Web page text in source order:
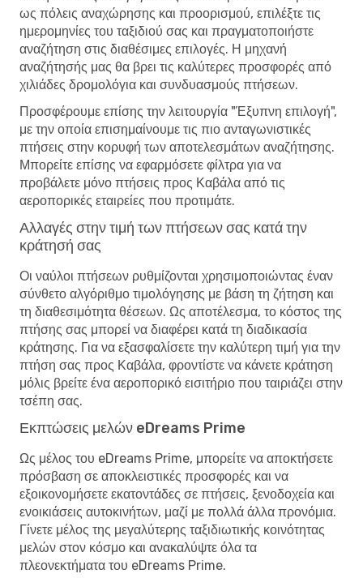
ως πόλεις αναχώρησης και προορισμού, επιλέξτε τις
ημερομηνίες του ταξιδιού σας και πραγματοποιήστε
αναζήτηση στις διαθέσιμες επιλογές. Η μηχανή
αναζήτησής μας θα βρει τις καλύτερες προσφορές από
χιλιάδες δρομολόγια και συνδυασμούς πτήσεων.
Προσφέρουμε επίσης την λειτουργία "Έξυπνη επιλογή",
με την οποία επισημαίνουμε τις πιο ανταγωνιστικές
πτήσεις στην κορυφή των αποτελεσμάτων αναζήτησης.
Μπορείτε επίσης να εφαρμόσετε φίλτρα για να
προβάλετε μόνο πτήσεις προς Καβάλα από τις
αεροπορικές εταιρείες που προτιμάτε.
Αλλαγές στην τιμή των πτήσεων σας κατά την
κράτησή σας
Οι ναύλοι πτήσεων ρυθμίζονται χρησιμοποιώντας έναν
σύνθετο αλγόριθμο τιμολόγησης με βάση τη ζήτηση και
τη διαθεσιμότητα θέσεων. Ως αποτέλεσμα, το κόστος της
πτήσης σας μπορεί να διαφέρει κατά τη διαδικασία
κράτησης. Για να εξασφαλίσετε την καλύτερη τιμή για την
πτήση σας προς Καβάλα, φροντίστε να κάνετε κράτηση
μόλις βρείτε ένα αεροπορικό εισιτήριο που ταιριάζει στην
τσέπη σας.
Εκπτώσεις μελών eDreams Prime
Ως μέλος του eDreams Prime, μπορείτε να αποκτήσετε
πρόσβαση σε αποκλειστικές προσφορές και να
εξοικονομήσετε εκατοντάδες σε πτήσεις, ξενοδοχεία και
ενοικιάσεις αυτοκινήτων, μαζί με πολλά άλλα προνόμια.
Γίνετε μέλος της μεγαλύτερης ταξιδιωτικής κοινότητας
μελών στον κόσμο και ανακαλύψτε όλα τα
πλεονεκτήματα του eDreams Prime.